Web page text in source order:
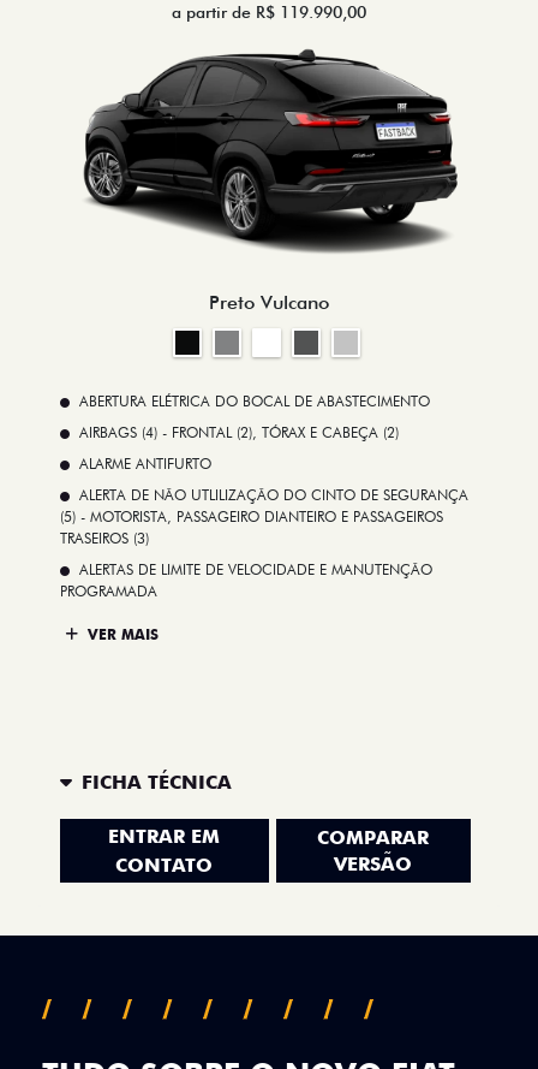
a partir de R$ 119.990,00
Preto Vulcano
ABERTURA ELÉTRICA DO BOCAL DE ABASTECIMENTO
AIRBAGS (4) - FRONTAL (2), TÓRAX E CABEÇA (2)
ALARME ANTIFURTO
ALERTA DE NÃO UTLILIZAÇÃO DO CINTO DE SEGURANÇA
(5) - MOTORISTA, PASSAGEIRO DIANTEIRO E PASSAGEIROS
TRASEIROS (3)
ALERTAS DE LIMITE DE VELOCIDADE E MANUTENÇÃO
PROGRAMADA
VER MAIS
FICHA TÉCNICA
ENTRAR EM
CONTATO
COMPARAR
VERSÃO